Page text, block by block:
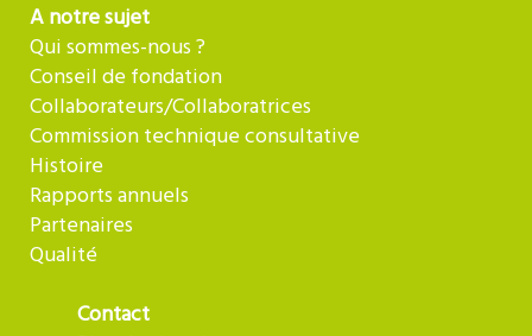
A notre sujet
Qui sommes-nous ?
Conseil de fondation
Collaborateurs/Collaboratrices
Commission technique consultative
Histoire
Rapports annuels
Partenaires
Qualité
Contact